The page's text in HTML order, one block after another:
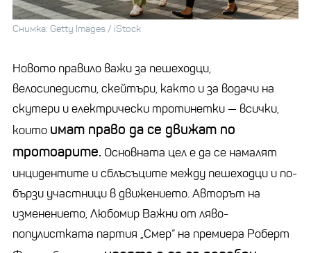
Снимка: Getty Images / iStock
Новото правило важи за пешеходци,
велосипедисти, скейтъри, както и за водачи на
скутери и електрически тротинетки — всички,
които имат право да се движат по
тротоарите. Основната цел е да се намалят
инцидентите и сблъсъците между пешеходци и по-
бързи участници в движението. Авторът на
изменението, Любомир Важни от ляво-
популистката партия „Смер“ на премиера Роберт